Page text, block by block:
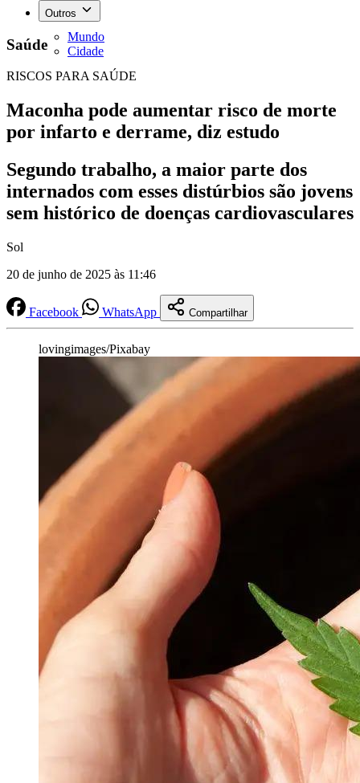
Outros
Mundo
Cidade
Saúde
RISCOS PARA SAÚDE
Maconha pode aumentar risco de morte
por infarto e derrame, diz estudo
Segundo trabalho, a maior parte dos
internados com esses distúrbios são jovens
sem histórico de doenças cardiovasculares
Sol
20 de junho de 2025 às 11:46
Facebook WhatsApp Compartilhar
lovingimages/Pixabay